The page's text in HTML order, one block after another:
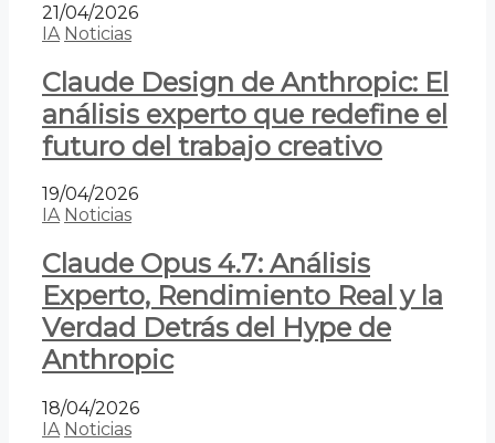
21/04/2026
IA Noticias
Claude Design de Anthropic: El
análisis experto que redefine el
futuro del trabajo creativo
19/04/2026
IA Noticias
Claude Opus 4.7: Análisis
Experto, Rendimiento Real y la
Verdad Detrás del Hype de
Anthropic
18/04/2026
IA Noticias